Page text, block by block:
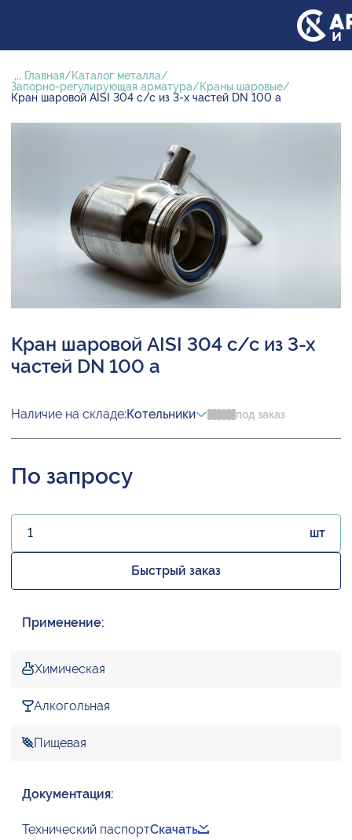
... Главная
Каталог металла
Запорно-регулирующая арматура
Краны шаровые
Кран шаровой AISI 304 с/с из 3-х частей DN 100 а
Кран шаровой AISI 304 с/с из 3-х
частей DN 100 а
Наличие на складе:Котельники под заказ
По запросу
шт
Быстрый заказ
Применение:
Химическая
Алкогольная
Пищевая
Документация:
Технический паспортСкачать